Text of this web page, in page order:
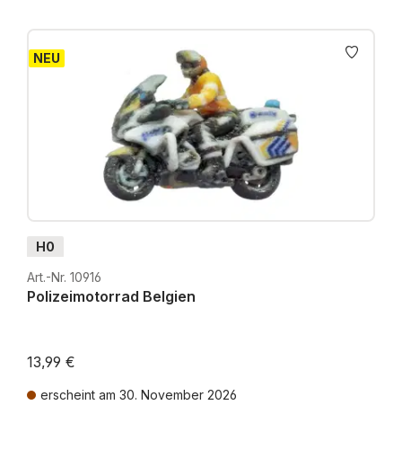
NEU
H0
Art.-Nr. 10916
Polizeimotorrad Belgien
13,99 €
erscheint am 30. November 2026